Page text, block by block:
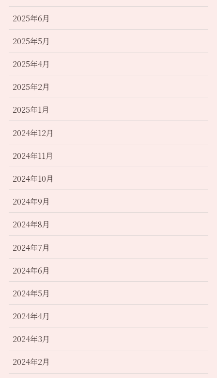
2025年6月
2025年5月
2025年4月
2025年2月
2025年1月
2024年12月
2024年11月
2024年10月
2024年9月
2024年8月
2024年7月
2024年6月
2024年5月
2024年4月
2024年3月
2024年2月